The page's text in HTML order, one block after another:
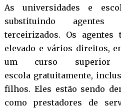
As universidades e
substituindo agentes
terceirizados. Os
elevado e vários direitos,
um curso
escola gratuitamente,
filhos. Eles estão sendo
como prestadores de